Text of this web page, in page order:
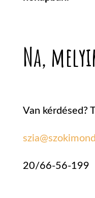
Na,
Van kérdésed?
20/66-56-199